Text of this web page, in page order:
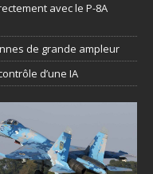
avec le P-8A
de grande ampleur
d’une IA